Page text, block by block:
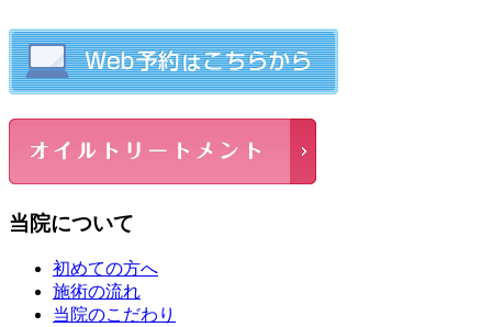
当院について
初めての方へ
施術の流れ
当院のこだわり